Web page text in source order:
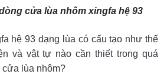
cửa lùa nhôm xingfa hệ 93
hệ 93 dạng lùa có cấu tạo như thế
và vật tự nào cần thiết trong quá
cửa lùa nhôm?